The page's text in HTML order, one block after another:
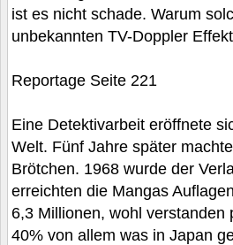
ist es nicht schade. Warum
unbekannten TV-Doppler
Reportage Seite 221
Eine Detektivarbeit eröffnete
Welt. Fünf Jahre später
Brötchen. 1968 wurde der
erreichten die Mangas
6,3 Millionen, wohl
40% von allem was in Japan